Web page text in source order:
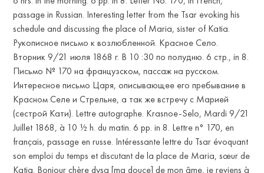
FR
passage in Russian. Interesting letter from the Tsar evoking his
schedule and discussing the place of Maria, sister of Katia.
Рукописное письмо к возлюбленной. Красное Село.
Вторник 9/21 июля 1868 г. В 10 :30 по полудню. 6 стр., in 8.
Письмо № 170 на французском, пассаж на русском.
Интересное письмо Царя, описывающее его пребывание в
Красном Селе и Стрельне, а так же встречу с Марией
(сестрой Кати). Lettre autographe. Krasnoe-Selo, Mardi 9/21
Juillet 1868, à 10 ½ h. du matin. 6 pp. in 8. Lettre n° 170, en
français, passage en russe. Intéressante lettre du Tsar évoquant
son emploi du temps et discutant de la place de Maria, sœur de
Katia. Bonjour chère dysa [ma douce] de mon âme, je reviens à